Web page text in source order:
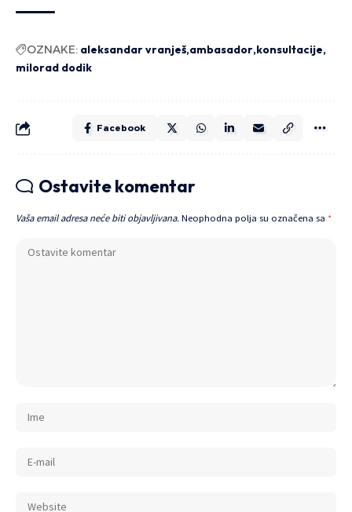
OZNAKE: aleksandar vranješ ambasador konsultacije
milorad dodik
Facebook
Ostavite komentar
Vaša email adresa neće biti objavljivana. Neophodna polja su označena sa *